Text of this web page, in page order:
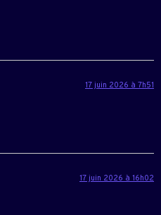
17 juin 2026 à 7h51
17 juin 2026 à 16h02